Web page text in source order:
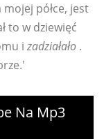
półce, jest
to w dziewięć
i zadziałało .
Na Mp3